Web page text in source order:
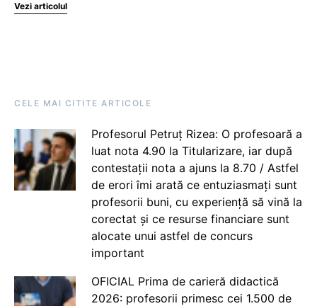
Vezi articolul
CELE MAI CITITE ARTICOLE
Profesorul Petruț Rizea: O profesoară a
luat nota 4.90 la Titularizare, iar după
contestații nota a ajuns la 8.70 / Astfel
de erori îmi arată ce entuziasmați sunt
profesorii buni, cu experiență să vină la
corectat și ce resurse financiare sunt
alocate unui astfel de concurs
important
OFICIAL Prima de carieră didactică
2026: profesorii primesc cei 1.500 de